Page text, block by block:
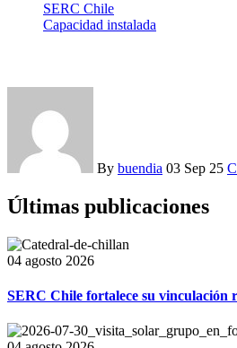
SERC Chile
Capacidad instalada
By buendia 03 Sep 25
Últimas publicaciones
04 agosto 2026
SERC Chile fortalece su